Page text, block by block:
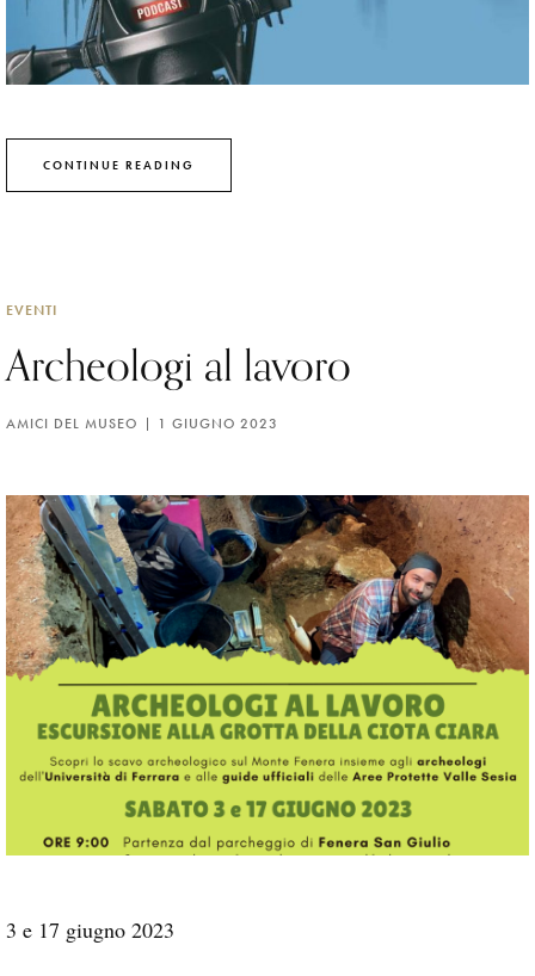
CONTINUE READING
EVENTI
Archeologi al lavoro
AMICI DEL MUSEO 1 GIUGNO 2023
3 e 17 giugno 2023